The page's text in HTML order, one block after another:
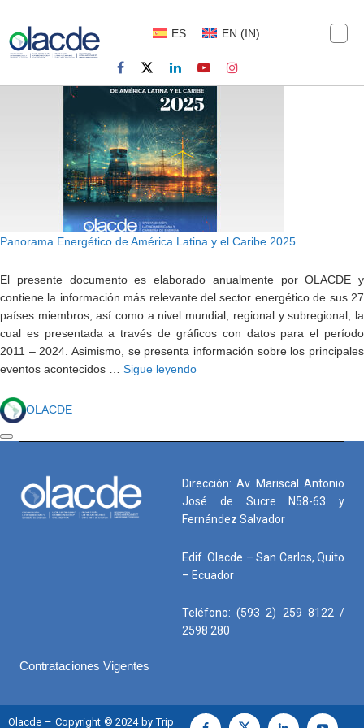
ES EN (IN)
Panorama Energético de América Latina y el Caribe 2025
El presente documento es elaborado anualmente por OLACDE y
contiene la información más relevante del sector energético de sus 27
países miembros, así como a nivel mundial, regional y subregional, la
cual es presentada a través de gráficos con datos para el período
2011 – 2024. Asimismo, se presenta información sobre los principales
eventos acontecidos … Sigue leyendo
OLACDE
Dirección: Av. Mariscal Antonio
José de Sucre N58-63 y
Fernández Salvador
Edif. Olacde – San Carlos, Quito
– Ecuador
Teléfono: (593 2) 259 8122 /
2598 280
Contrataciones Vigentes
Olacde – Copyright © 2024 by Trip